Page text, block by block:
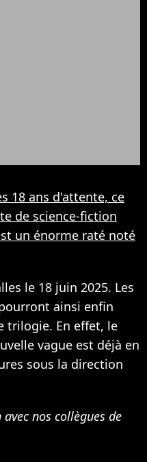
18 ans d'attente, ce
de science-fiction
un énorme raté noté
le 18 juin 2025. Les
ainsi enfin
trilogie. En effet, le
vague est déjà en
sous la direction
nos collègues de